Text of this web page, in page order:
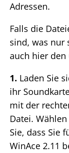
Adressen.
Falls die
sind, was nur
auch hier den
1. Laden Sie
ihr
mit der
Datei.
Sie, dass Sie
WinAce 2.11